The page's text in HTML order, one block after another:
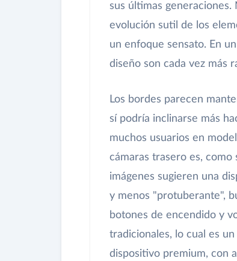
sus últimas
evolución sutil de los
un enfoque sensato. En
diseño son cada vez más
Los bordes parecen
sí podría inclinarse más
muchos usuarios en
cámaras trasero es,
imágenes sugieren una
y menos "protuberante",
botones de encendido y
tradicionales, lo cual es
dispositivo premium, con